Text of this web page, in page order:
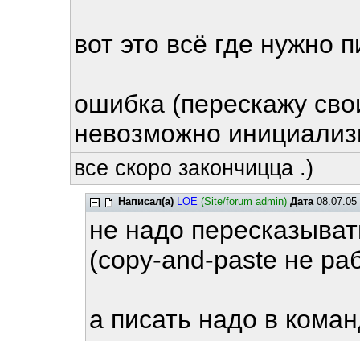
вот это всё где нужно
ошибка (перескажу
невозможно
все скоро закончицца .)
Написал(а) LOE (Site/forum admin) Дата08.07.05
не надо
(copy-and-paste не
а писать надо в